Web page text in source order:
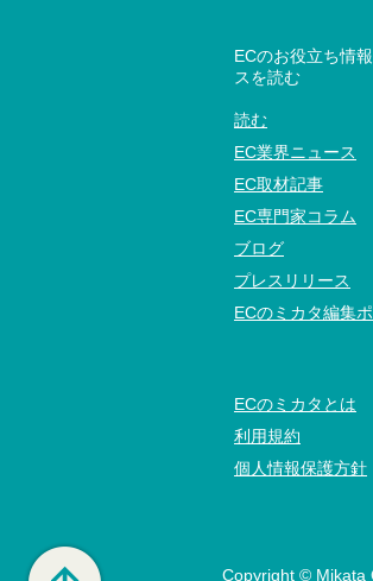
ECのお役立ち情
スを読む
読む
EC業界ニュース
EC取材記事
EC専門家コラム
ブログ
プレスリリース
ECのミカタ編集
ECのミカタとは
利用規約
個人情報保護方針
Copyright © Mikata